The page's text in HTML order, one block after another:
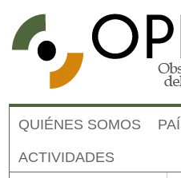
QUIÉNES SOMOS
ACTIVIDADES
Mauritania